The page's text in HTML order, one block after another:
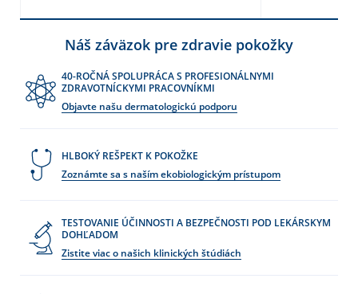
Náš záväzok pre zdravie pokožky
40-ROČNÁ SPOLUPRÁCA S PROFESIONÁLNYMI
ZDRAVOTNÍCKYMI PRACOVNÍKMI
Objavte našu dermatologickú podporu
HLBOKÝ REŠPEKT K POKOŽKE
Zoznámte sa s naším ekobiologickým prístupom
TESTOVANIE ÚČINNOSTI A BEZPEČNOSTI POD LEKÁRSKYM
DOHĽADOM
Zistite viac o našich klinických štúdiách